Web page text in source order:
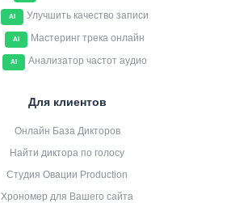
AI Улучшить качество записи
AI Мастеринг трека онлайн
AI Анализатор частот аудио
Для клиентов
Онлайн База Дикторов
Найти диктора по голосу
Студия Овации Production
Хрономер для Вашего сайта